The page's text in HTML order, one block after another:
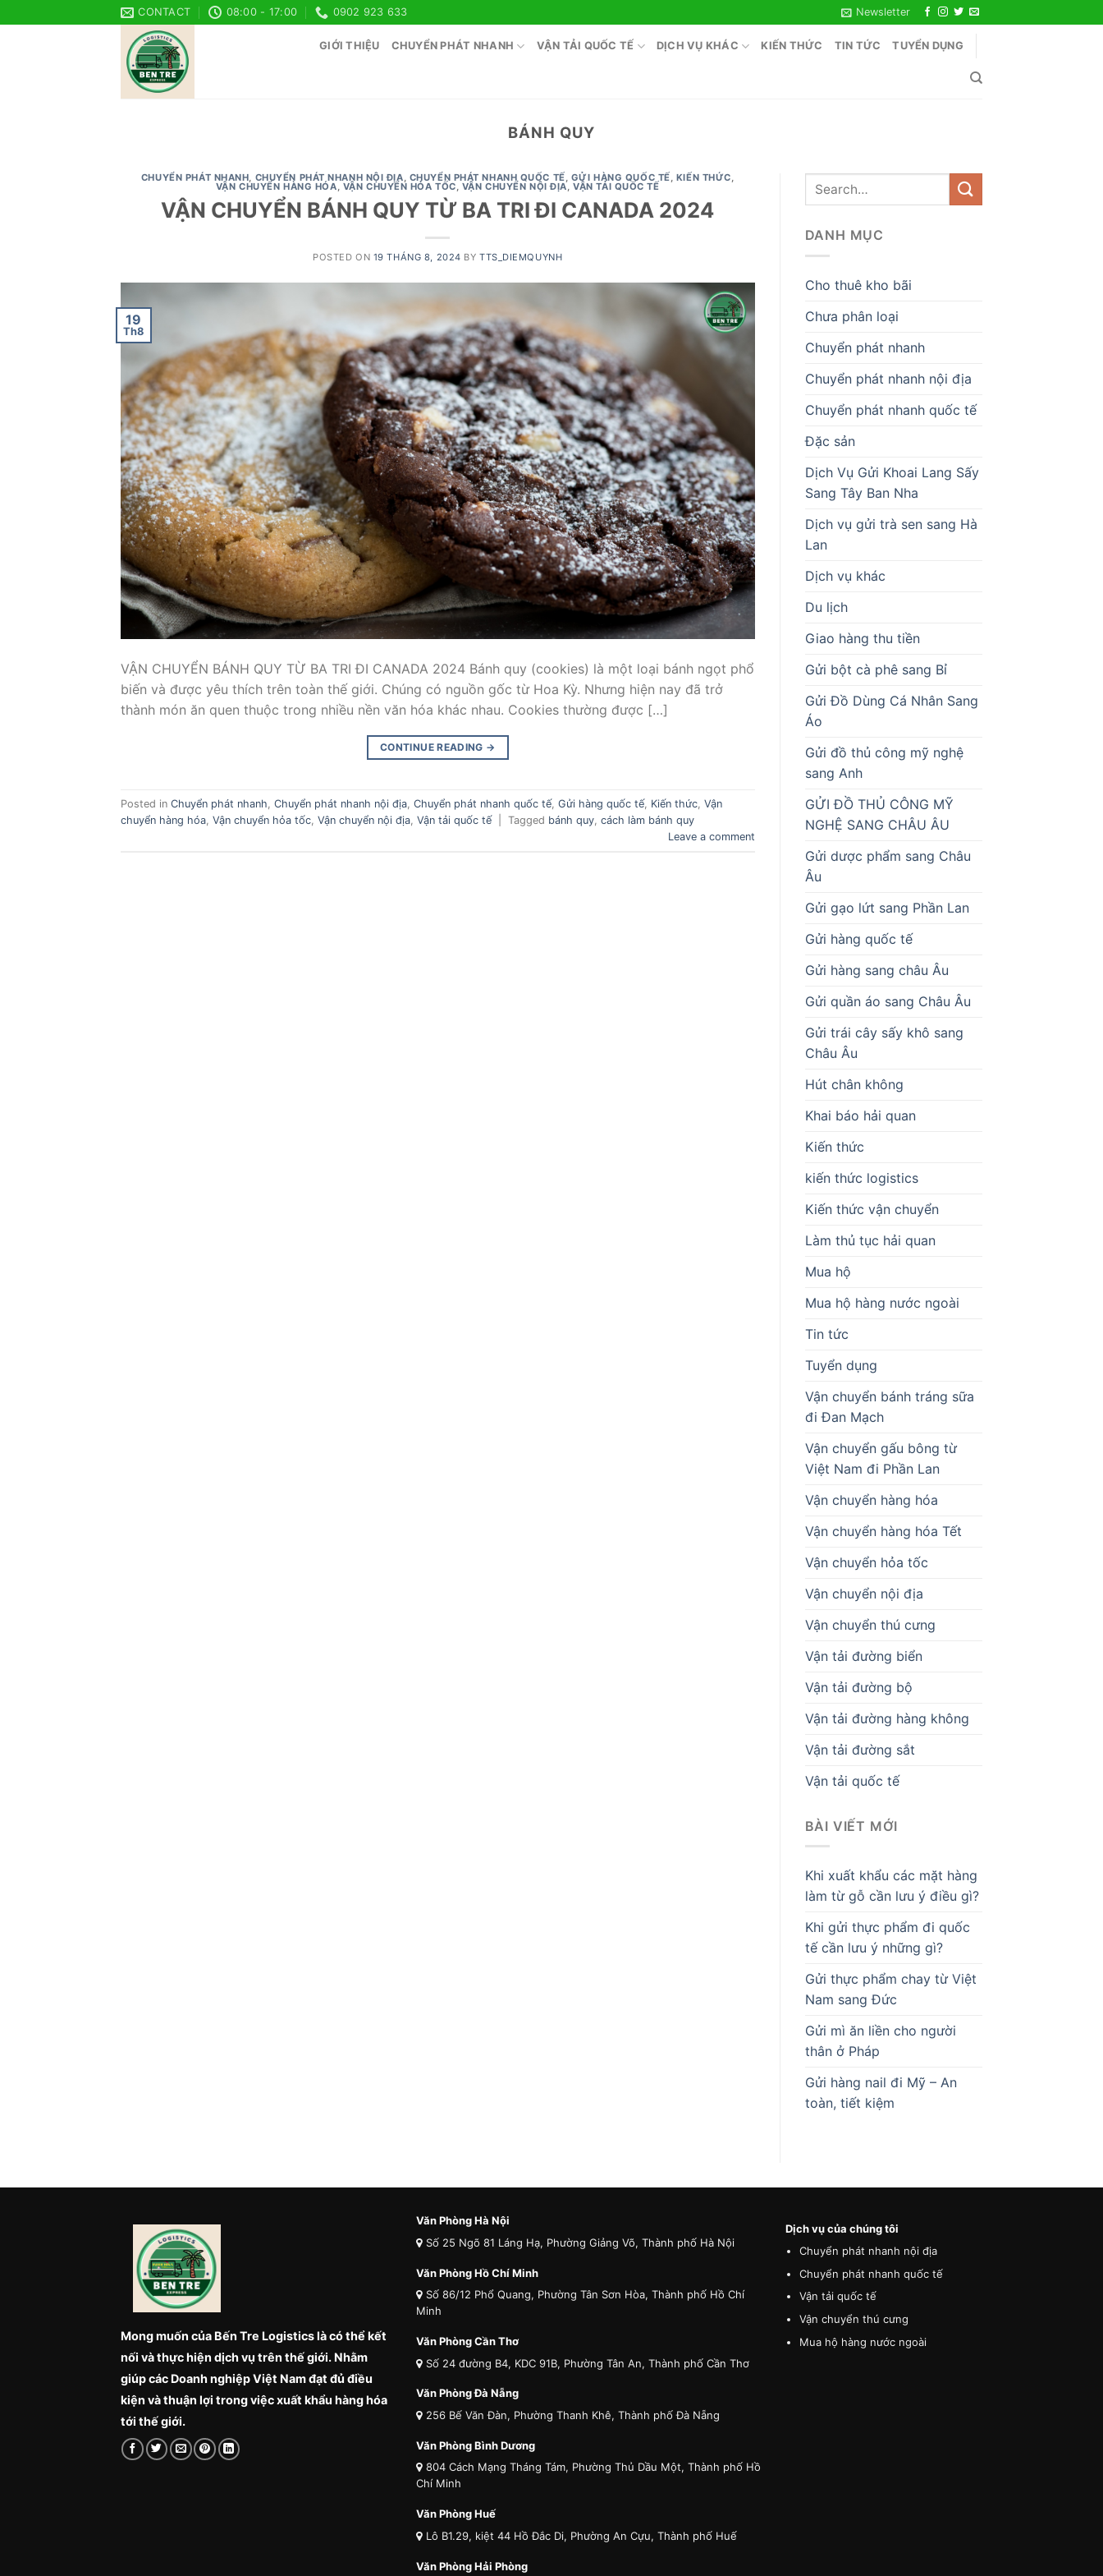
to
CONTACT 08:00 - 17:00 0902 923 633 Newsletter
GIỚI THIỆU CHUYỂN PHÁT NHANH VẬN TẢI QUỐC TẾ DỊCH VỤ KHÁC KIẾN THỨC TIN TỨC TUYỂN DỤNG
BÁNH QUY
CHUYỂN PHÁT NHANH, CHUYỂN PHÁT NHANH NỘI ĐỊA, CHUYỂN PHÁT NHANH QUỐC TẾ, GỬI HÀNG QUỐC TẾ, KIẾN THỨC,
VẬN CHUYỂN HÀNG HÓA, VẬN CHUYỂN HỎA TỐC, VẬN CHUYỂN NỘI ĐỊA,VẬN TẢI QUỐC TẾ
VẬN CHUYỂN BÁNH QUY TỪ BA TRI ĐI CANADA 2024
POSTED ON 19 THÁNG 8, 2024 BYTTS_DIEMQUYNH
19
Th8
VẬN CHUYỂN BÁNH QUY TỪ BA TRI ĐI CANADA 2024 Bánh quy (cookies) là một loại bánh ngọt phổ
biến và được yêu thích trên toàn thế giới. Chúng có nguồn gốc từ Hoa Kỳ. Nhưng hiện nay đã trở
thành món ăn quen thuộc trong nhiều nền văn hóa khác nhau. Cookies thường được […]
CONTINUE READING →
Posted in Chuyển phát nhanh Chuyển phát nhanh nội địa Chuyển phát nhanh quốc tế, Gửi hàng quốc tế, Kiến thức Vận
chuyển hàng hóa Vận chuyển hỏa tốc Vận chuyển nội địa Vận tải quốc tế Tagged bánh quy cách làm bánh quy
Leave a comment
DANH MỤC
Cho thuê kho bãi
Chưa phân loại
Chuyển phát nhanh
Chuyển phát nhanh nội địa
Chuyển phát nhanh quốc tế
Đặc sản
Dịch Vụ Gửi Khoai Lang Sấy
Sang Tây Ban Nha
Dịch vụ gửi trà sen sang Hà
Lan
Dịch vụ khác
Du lịch
Giao hàng thu tiền
Gửi bột cà phê sang Bỉ
Gửi Đồ Dùng Cá Nhân Sang
Áo
Gửi đồ thủ công mỹ nghệ
sang Anh
GỬI ĐỒ THỦ CÔNG MỸ
NGHỆ SANG CHÂU ÂU
Gửi dược phẩm sang Châu
Âu
Gửi gạo lứt sang Phần Lan
Gửi hàng quốc tế
Gửi hàng sang châu Âu
Gửi quần áo sang Châu Âu
Gửi trái cây sấy khô sang
Châu Âu
Hút chân không
Khai báo hải quan
Kiến thức
kiến thức logistics
Kiến thức vận chuyển
Làm thủ tục hải quan
Mua hộ
Mua hộ hàng nước ngoài
Tin tức
Tuyển dụng
Vận chuyển bánh tráng sữa
đi Đan Mạch
Vận chuyển gấu bông từ
Việt Nam đi Phần Lan
Vận chuyển hàng hóa
Vận chuyển hàng hóa Tết
Vận chuyển hỏa tốc
Vận chuyển nội địa
Vận chuyển thú cưng
Vận tải đường biển
Vận tải đường bộ
Vận tải đường hàng không
Vận tải đường sắt
Vận tải quốc tế
BÀI VIẾT MỚI
Khi xuất khẩu các mặt hàng
làm từ gỗ cần lưu ý điều gì?
Khi gửi thực phẩm đi quốc
tế cần lưu ý những gì?
Gửi thực phẩm chay từ Việt
Nam sang Đức
Gửi mì ăn liền cho người
thân ở Pháp
Gửi hàng nail đi Mỹ – An
toàn, tiết kiệm
Mong muốn của Bến Tre Logistics là có thể kết
nối và thực hiện dịch vụ trên thế giới. Nhằm
giúp các Doanh nghiệp Việt Nam đạt đủ điều
kiện và thuận lợi trong việc xuất khẩu hàng hóa
tới thế giới.
Văn Phòng Hà Nội
Số 25 Ngõ 81 Láng Hạ, Phường Giảng Võ, Thành phố Hà Nội
Văn Phòng Hồ Chí Minh
Số 86/12 Phổ Quang, Phường Tân Sơn Hòa, Thành phố Hồ Chí
Minh
Văn Phòng Cần Thơ
Số 24 đường B4, KDC 91B, Phường Tân An, Thành phố Cần Thơ
Văn Phòng Đà Nẵng
256 Bế Văn Đàn, Phường Thanh Khê, Thành phố Đà Nẵng
Văn Phòng Bình Dương
804 Cách Mạng Tháng Tám, Phường Thủ Dầu Một, Thành phố Hồ
Chí Minh
Văn Phòng Huế
Lô B1.29, kiệt 44 Hồ Đắc Di, Phường An Cựu, Thành phố Huế
Văn Phòng Hải Phòng
Dịch vụ của chúng tôi
Chuyển phát nhanh nội địa
Chuyển phát nhanh quốc tế
Vận tải quốc tế
Vận chuyển thú cưng
Mua hộ hàng nước ngoài